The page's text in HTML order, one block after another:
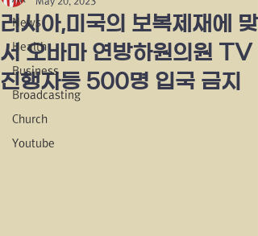
News
Health
Business
Broadcasting
Church
Youtube
러시아,미국의 보복제재에 맞
서 오바마 연방하원의원 TV
진행자등 500명 입국 금지